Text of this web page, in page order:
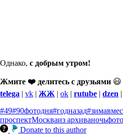
Однако, с добрым утром!
Жмите ❤️ делитесь с друзьями 😃
telega | vk | ЖЖ | ok | rutube | dzen |
#49#90фотодня#годназад
проспектМоскваиз архиваночьфото
Donate to this author